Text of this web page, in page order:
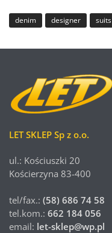
denim designer suits
LET SKLEP Sp z o.o.
ul.: Kościuszki 20
Kościerzyna 83-400
tel/fax.: (58) 686 74 58
tel.kom.: 662 184 056
email: let-sklep@wp.pl